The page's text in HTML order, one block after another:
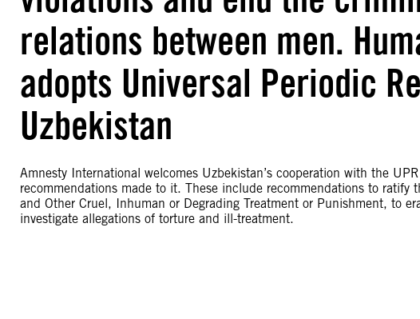
relations between men.
adopts Universal Periodic
Uzbekistan
Amnesty International welcomes Uzbekistan’s cooperation with the
recommendations made to it. These include recommendations to ratify
and Other Cruel, Inhuman or Degrading Treatment or Punishment, to
investigate allegations of torture and ill-treatment.